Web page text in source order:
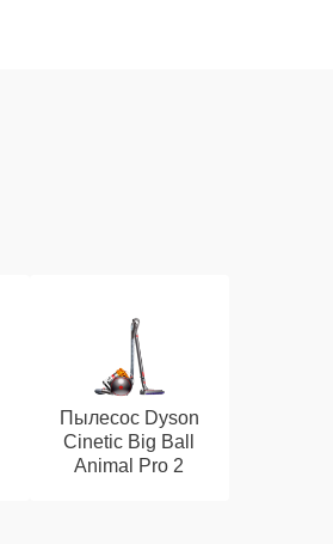
Пылесос Dyson
Cinetic Big Ball
Animal Pro 2